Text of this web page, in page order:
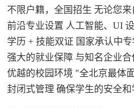
不限户籍，全国招生 无论您
前沿专业设置 人工智能、UI
学历 + 技能双证 国家承认中
强大的就业保障 与知名企业合
优越的校园环境 "全北京最体
封闭式管理 确保学生的安全和